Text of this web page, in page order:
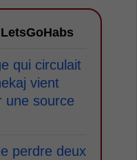
LetsGoHabs
qui circulait
vient
une source
perdre deux